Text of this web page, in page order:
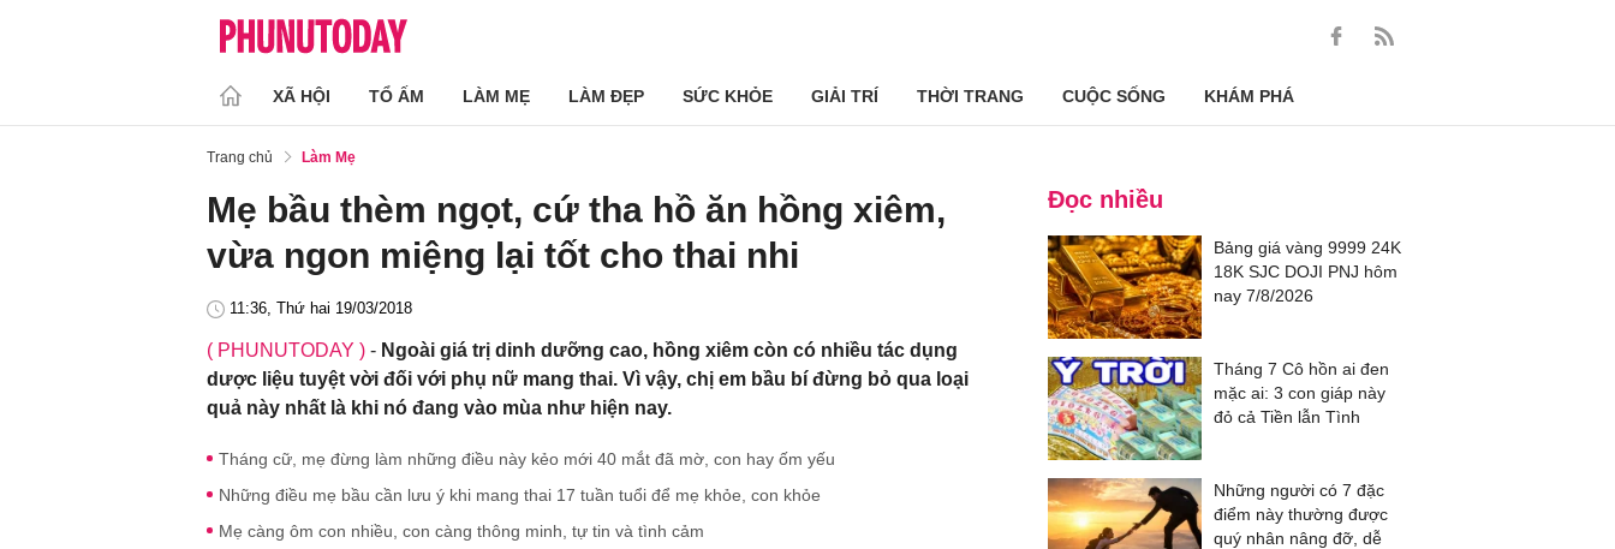
XÃ HỘI TỔ ẤM LÀM MẸ LÀM ĐẸP SỨC KHỎE GIẢI TRÍ THỜI TRANG CUỘC SỐNG KHÁM PHÁ
Trang chủ Làm Mẹ
Mẹ bầu thèm ngọt, cứ tha hồ ăn hồng xiêm,
vừa ngon miệng lại tốt cho thai nhi
11:36, Thứ hai 19/03/2018
( PHUNUTODAY ) - Ngoài giá trị dinh dưỡng cao, hồng xiêm còn có nhiều tác dụng
dược liệu tuyệt vời đối với phụ nữ mang thai. Vì vậy, chị em bầu bí đừng bỏ qua loại
quả này nhất là khi nó đang vào mùa như hiện nay.
Tháng cữ, mẹ đừng làm những điều này kẻo mới 40 mắt đã mờ, con hay ốm yếu
Những điều mẹ bầu cần lưu ý khi mang thai 17 tuần tuổi để mẹ khỏe, con khỏe
Mẹ càng ôm con nhiều, con càng thông minh, tự tin và tình cảm
Đọc nhiều
Bảng giá vàng 9999 24K
18K SJC DOJI PNJ hôm
nay 7/8/2026
Tháng 7 Cô hồn ai đen
mặc ai: 3 con giáp này
đỏ cả Tiền lẫn Tình
Những người có 7 đặc
điểm này thường được
quý nhân nâng đỡ, dễ